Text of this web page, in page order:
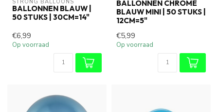
STRONG BALLOONS
BALLONNEN BLAUW |
50 STUKS | 30CM=14"
€6,99
Op voorraad
BALLONNEN CHROME
BLAUW MINI | 50 STUKS |
12CM=5"
€5,99
Op voorraad